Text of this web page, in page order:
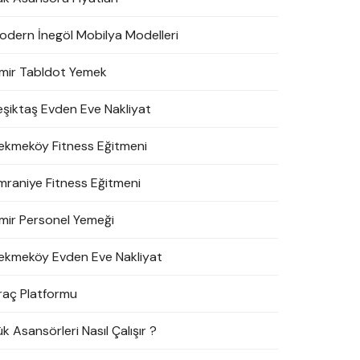
İnegöl Mobilya Modelleri
Tabldot Yemek
Evden Eve Nakliyat
Fitness Eğitmeni
Fitness Eğitmeni
Personel Yemeği
Evden Eve Nakliyat
Platformu
Asansörleri Nasıl Çalışır ?